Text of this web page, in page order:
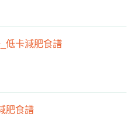
低卡減肥食譜
肥食譜